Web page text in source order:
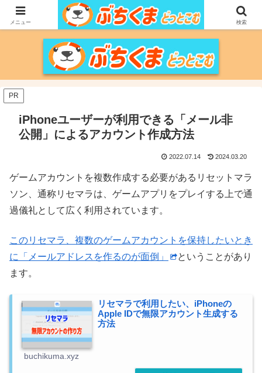
家づくりをメインに、家電、PC/MACなどのレビュー、育児、新潟の情報を気
の向くままに、気が済むまで調べ上げるブログです。
PR
iPhoneユーザーが利用できる「メール非
公開」によるアカウント作成方法
2022.07.14 2024.03.20
ゲームアカウントを複数作成する必要があるリセットマラ
ソン、通称リセマラは、ゲームアプリをプレイする上で通
過儀礼として広く利用されています。
このリセマラ、複数のゲームアカウントを保持したいとき
に「メールアドレスを作るのが面倒」
ということがあり
ます。
リセマラで利用したい、iPhoneの
Apple IDで無限アカウント生成する
方法
buchikuma.xyz
メニュー 検索